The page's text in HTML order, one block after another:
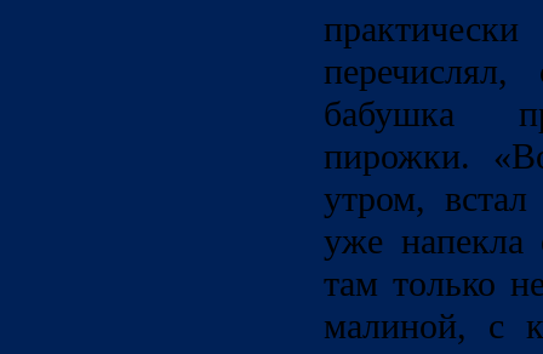
бабушка
пирожки.
утром,
уже
там только
малиной, с